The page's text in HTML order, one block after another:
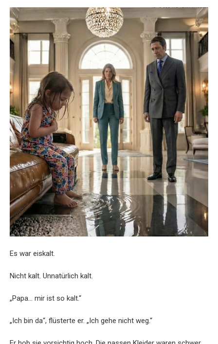
Es war eiskalt.
Nicht kalt. Unnatürlich kalt.
„Papa… mir ist so kalt.“
„Ich bin da“, flüsterte er. „Ich gehe nicht weg.“